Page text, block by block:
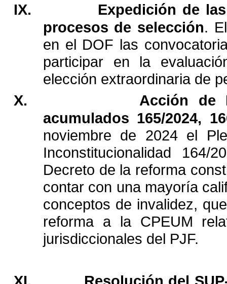
IX.
Expedición de las
procesos de selección. El
en el DOF las
participar
en la
elección extraordinaria de
X.
Acción de
acumulados 165/2024,
noviembre de 2024 el
Inconstitucionalidad
164/
Decreto de la reforma
contar con una mayoría
conceptos de invalidez,
reforma a la CPEUM
jurisdiccionales del PJF.
XI. Resolución del